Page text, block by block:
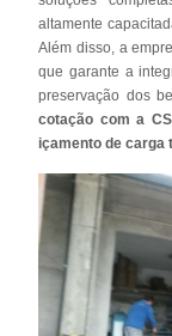
altamente
Além disso, a
que garante a
preservação dos
cotação com a
içamento de carga